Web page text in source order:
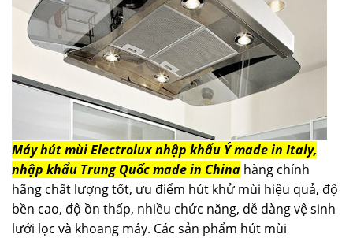
Máy hút mùi Electrolux nhập khẩu Ý made in Italy,
nhập khẩu Trung Quốc made in China hàng chính
hãng chất lượng tốt, ưu điểm hút khử mùi hiệu quả, độ
bền cao, độ ồn thấp, nhiều chức năng, dễ dàng vệ sinh
lưới lọc và khoang máy. Các sản phẩm hút mùi